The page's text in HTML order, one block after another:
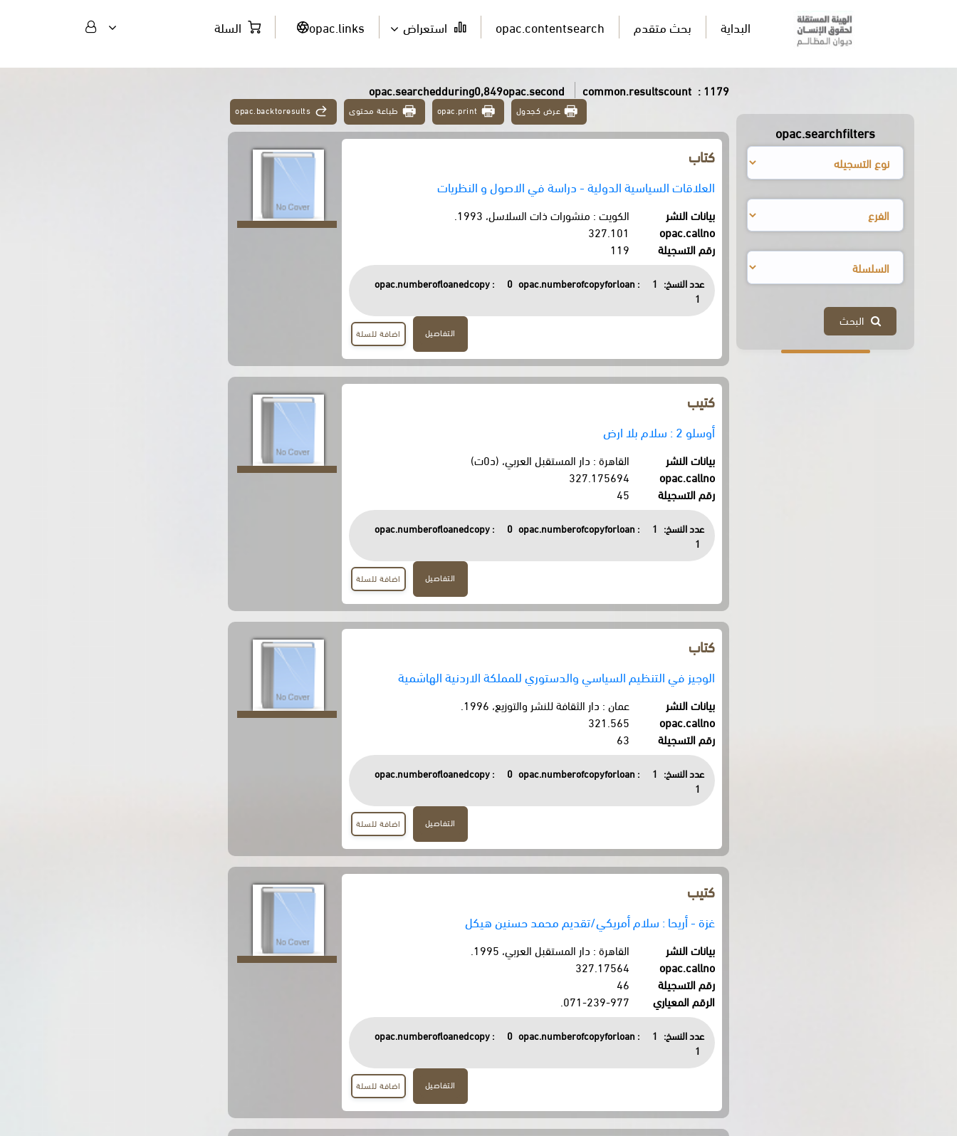
البداية بحث متقدم opac.contentsearch استعراض opac.links السلة
opac.searchfilters
البحث
opac.searchedduring0,849opac.second common.resultscount : 1179
عرض كجدول opac.print طباعة محتوى opac.backtoresults
كتاب
العلاقات السياسية الدولية - دراسة في الاصول و النظريات
بيانات النشر
الكويت : منشورات ذات السلاسل، 1993.
opac.callno
327.101
رقم التسجيلة
119
عدد النسخ: 1
opac.numberofloanedcopy : 0 opac.numberofcopyforloan :
1
التفاصيل اضافة للسلة
كتيب
أوسلو 2 : سلام بلا ارض
بيانات النشر
القاهرة : دار المستقبل العربي، (د0ت)
opac.callno
327.175694
رقم التسجيلة
45
عدد النسخ: 1
opac.numberofloanedcopy : 0 opac.numberofcopyforloan :
1
التفاصيل اضافة للسلة
كتاب
الوجيز في التنظيم السياسي والدستوري للمملكة الاردنية الهاشمية
بيانات النشر
عمان : دار الثقافة للنشر والتوزيع، 1996.
opac.callno
321.565
رقم التسجيلة
63
عدد النسخ: 1
opac.numberofloanedcopy : 0 opac.numberofcopyforloan :
1
التفاصيل اضافة للسلة
كتيب
غزة - أريحا : سلام أمريكي/تقديم محمد حسنين هيكل
بيانات النشر
القاهرة : دار المستقبل العربي، 1995.
opac.callno
327.17564
رقم التسجيلة
46
الرقم المعياري
071-239-977.
عدد النسخ: 1
opac.numberofloanedcopy : 0 opac.numberofcopyforloan :
1
التفاصيل اضافة للسلة